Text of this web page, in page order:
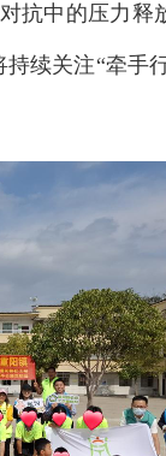
中的压力释
续关注“牵手